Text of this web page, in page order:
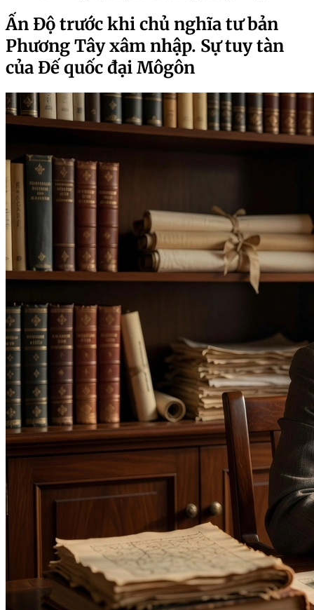
Ấn Độ trước khi chủ nghĩa tư bản
Phương Tây xâm nhập. Sự tuy tàn
của Đế quốc đại Môgôn